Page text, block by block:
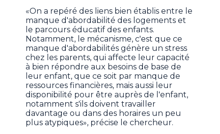
«On a repéré des liens bien établis entre le
manque d'abordabilité des logements et
le parcours éducatif des enfants.
Notamment, le mécanisme, c'est que ce
manque d'abordabilités génère un stress
chez les parents, qui affecte leur capacité
à bien répondre aux besoins de base de
leur enfant, que ce soit par manque de
ressources financières, mais aussi leur
disponibilité pour être auprès de l'enfant,
notamment s'ils doivent travailler
davantage ou dans des horaires un peu
plus atypiques», précise le chercheur.